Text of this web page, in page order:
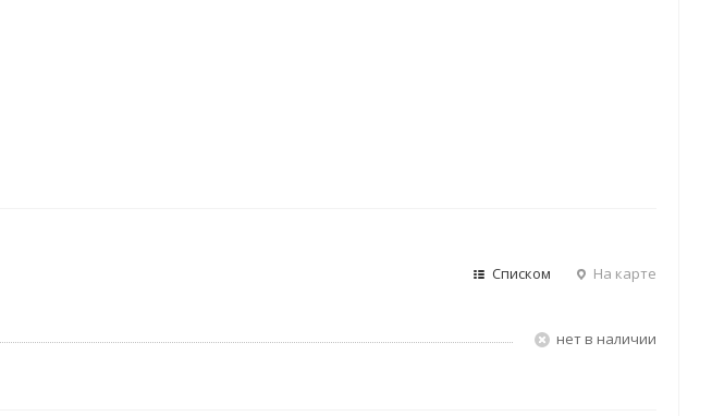
Списком На карте
Нет в наличии